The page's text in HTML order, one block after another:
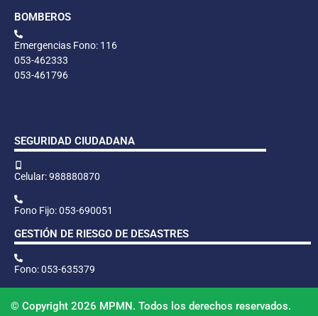
BOMBEROS
Emergencias Fono: 116
053-462333
053-461796
SEGURIDAD CIUDADANA
Celular: 988880870
Fono Fijo: 053-690051
GESTIÓN DE RIESGO DE DESASTRES
Fono: 053-635379
© Copyright 2026 MPMN. Todos los derechos reservados.